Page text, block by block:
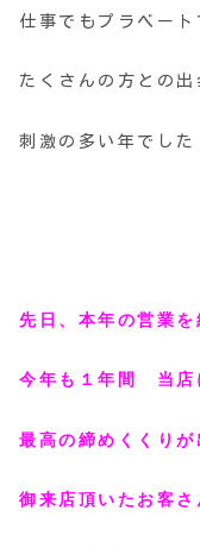
仕事でもプラベート
たくさんの方との出
刺激の多い年で
先日、本年の営業
今年も１年間 当店
最高の締めくくりが
御来店頂いたお客さ